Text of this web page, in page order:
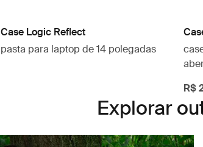
Case Logic Reflect
pasta para laptop de 14 polegadas
R$
Explorar